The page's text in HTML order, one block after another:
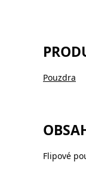
Pouzdra
Flipové